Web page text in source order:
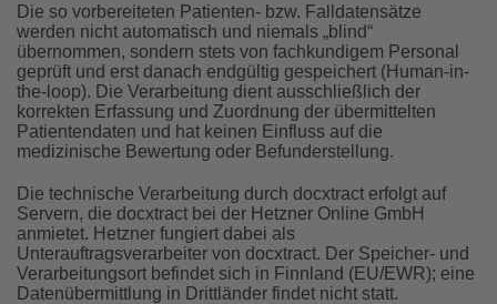
Die so vorbereiteten Patienten- bzw. Falldatensätze
werden nicht automatisch und niemals „blind“
übernommen, sondern stets von fachkundigem Personal
geprüft und erst danach endgültig gespeichert (Human-in-
the-loop). Die Verarbeitung dient ausschließlich der
korrekten Erfassung und Zuordnung der übermittelten
Patientendaten und hat keinen Einfluss auf die
medizinische Bewertung oder Befunderstellung.
Die technische Verarbeitung durch docxtract erfolgt auf
Servern, die docxtract bei der Hetzner Online GmbH
anmietet. Hetzner fungiert dabei als
Unterauftragsverarbeiter von docxtract. Der Speicher- und
Verarbeitungsort befindet sich in Finnland (EU/EWR); eine
Datenübermittlung in Drittländer findet nicht statt.